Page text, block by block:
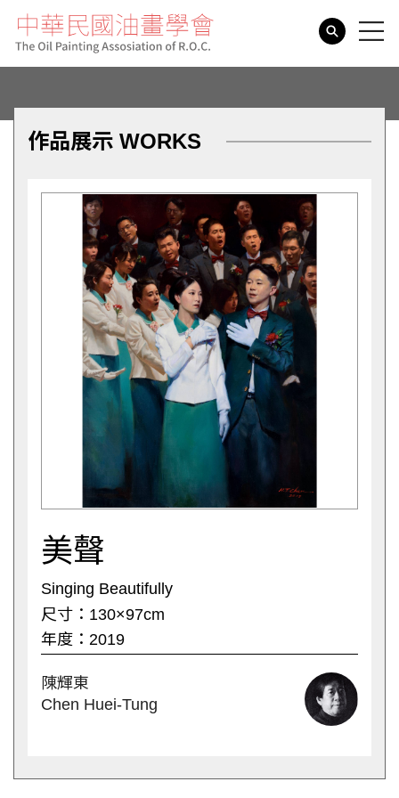
search
作品展示 WORKS
美聲
Singing Beautifully
尺寸：130×97cm
年度：2019
陳輝東
Chen Huei-Tung